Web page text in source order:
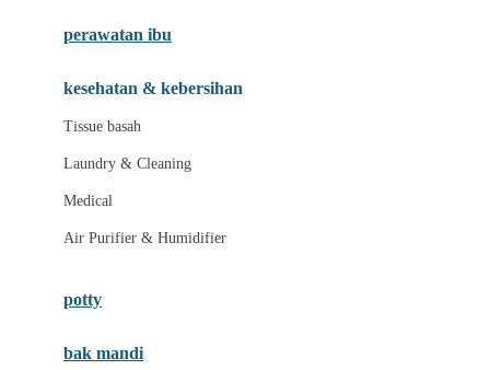
Mamaway
Maxi Cosi
Megabloks
Micro
MiDeer
Moby
perawatan ibu
kesehatan & kebersihan
Tissue basah
Laundry & Cleaning
Medical
Air Purifier & Humidifier
potty
bak mandi